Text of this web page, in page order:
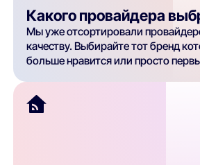
Какого провайдера
Мы уже отсортировали
качеству. Выбирайте тот бренд
больше нравится или просто